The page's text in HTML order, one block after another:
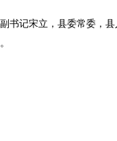
书记宋立，县委常委，